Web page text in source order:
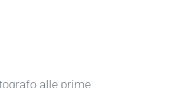
alle prime